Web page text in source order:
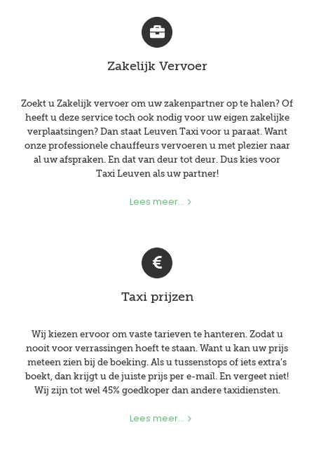
Zakelijk Vervoer
Zoekt u Zakelijk vervoer om uw zakenpartner op te halen? Of
heeft u deze service toch ook nodig voor uw eigen zakelijke
verplaatsingen? Dan staat Leuven Taxi voor u paraat. Want
onze professionele chauffeurs vervoeren u met plezier naar
al uw afspraken. En dat van deur tot deur. Dus kies voor
Taxi Leuven als uw partner!
Lees meer...
Taxi prijzen
Wij kiezen ervoor om vaste tarieven te hanteren. Zodat u
nooit voor verrassingen hoeft te staan. Want u kan uw prijs
meteen zien bij de boeking. Als u tussenstops of iets extra’s
boekt, dan krijgt u de juiste prijs per e-mail. En vergeet niet!
Wij zijn tot wel 45% goedkoper dan andere taxidiensten.
Lees meer...